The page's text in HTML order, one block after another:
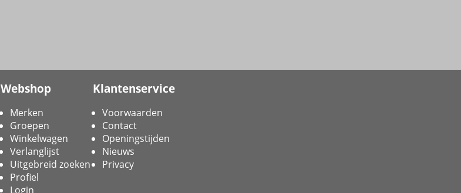
Webshop
Merken
Groepen
Winkelwagen
Verlanglijst
Uitgebreid zoeken
Profiel
Login
Klantenservice
Voorwaarden
Contact
Openingstijden
Nieuws
Privacy